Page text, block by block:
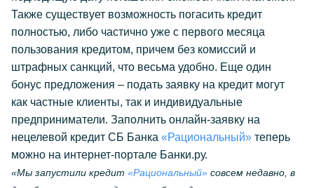
Также существует возможность погасить кредит
полностью, либо частично уже с первого месяца
пользования кредитом, причем без комиссий и
штрафных санкций, что весьма удобно. Еще один
бонус предложения – подать заявку на кредит могут
как частные клиенты, так и индивидуальные
предприниматели. Заполнить онлайн-заявку на
нецелевой кредит СБ Банка «Рациональный» теперь
можно на интернет-портале Банки.ру.
«Мы запустили кредит «Рациональный» совсем недавно, в